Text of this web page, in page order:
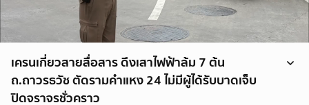
เครนเกี่ยวสายสื่อสาร ดึงเสาไฟฟ้าล้ม 7 ต้น
ถ.ถาวรธวัช ตัดรามคำแหง 24 ไม่มีผู้ได้รับบาดเจ็บ
ปิดจราจรชั่วคราว